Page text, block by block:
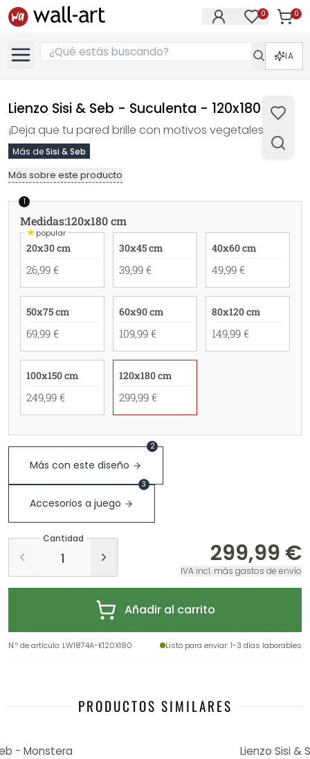
0 0
IA
Lienzo Sisi & Seb - Suculenta - 120x180 cm
¡Deja que tu pared brille con motivos vegetales!
Más deSisi & Seb
Más sobre este producto
1
Medidas:120x180 cm
★popular
20x30 cm
26,99 €
30x45 cm
39,99 €
40x60 cm
49,99 €
50x75 cm
69,99 €
60x90 cm
109,99 €
80x120 cm
149,99 €
100x150 cm
249,99 €
120x180 cm
299,99 €
Más con este diseño
2
Accesorios a juego
3
Cantidad
299,99 €
IVA incl. más gastos de envío
Añadir al carrito
N.º de artículo: LW1874A-K120X180 Listo para enviar: 1-3 días laborables
PRODUCTOS SIMILARES
- Monstera
Lienzo Sisi &